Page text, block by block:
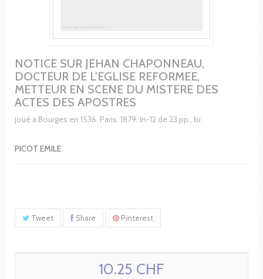
NOTICE SUR JEHAN CHAPONNEAU,
DOCTEUR DE L'EGLISE REFORMEE,
METTEUR EN SCENE DU MISTERE DES
ACTES DES APOSTRES
joué à Bourges en 1536. Paris, 1879. In-12 de 23 pp., br.
PICOT EMILE
Tweet Share Pinterest
10.25 CHF